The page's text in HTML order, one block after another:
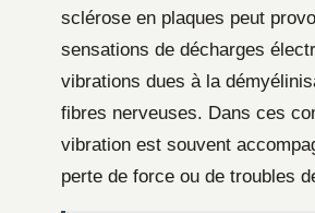
sclérose en plaques peut
sensations de décharges
vibrations dues à la
fibres nerveuses. Dans ces
vibration est souvent
perte de force ou de troubles